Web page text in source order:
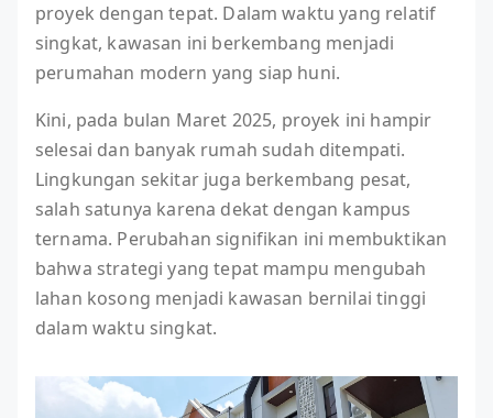
proyek dengan tepat. Dalam waktu yang relatif
singkat, kawasan ini berkembang menjadi
perumahan modern yang siap huni.
Kini, pada bulan Maret 2025, proyek ini hampir
selesai dan banyak rumah sudah ditempati.
Lingkungan sekitar juga berkembang pesat,
salah satunya karena dekat dengan kampus
ternama. Perubahan signifikan ini membuktikan
bahwa strategi yang tepat mampu mengubah
lahan kosong menjadi kawasan bernilai tinggi
dalam waktu singkat.